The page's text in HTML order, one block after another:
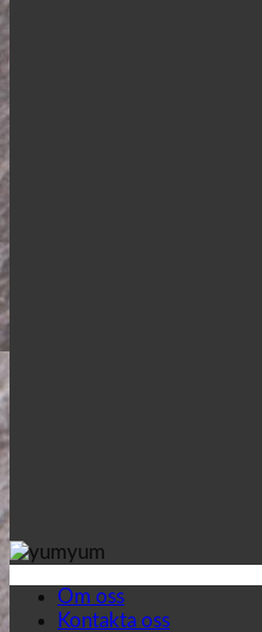
Om oss
Kontakta oss